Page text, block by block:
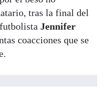
tras la final del
Jennifer
coacciones que se